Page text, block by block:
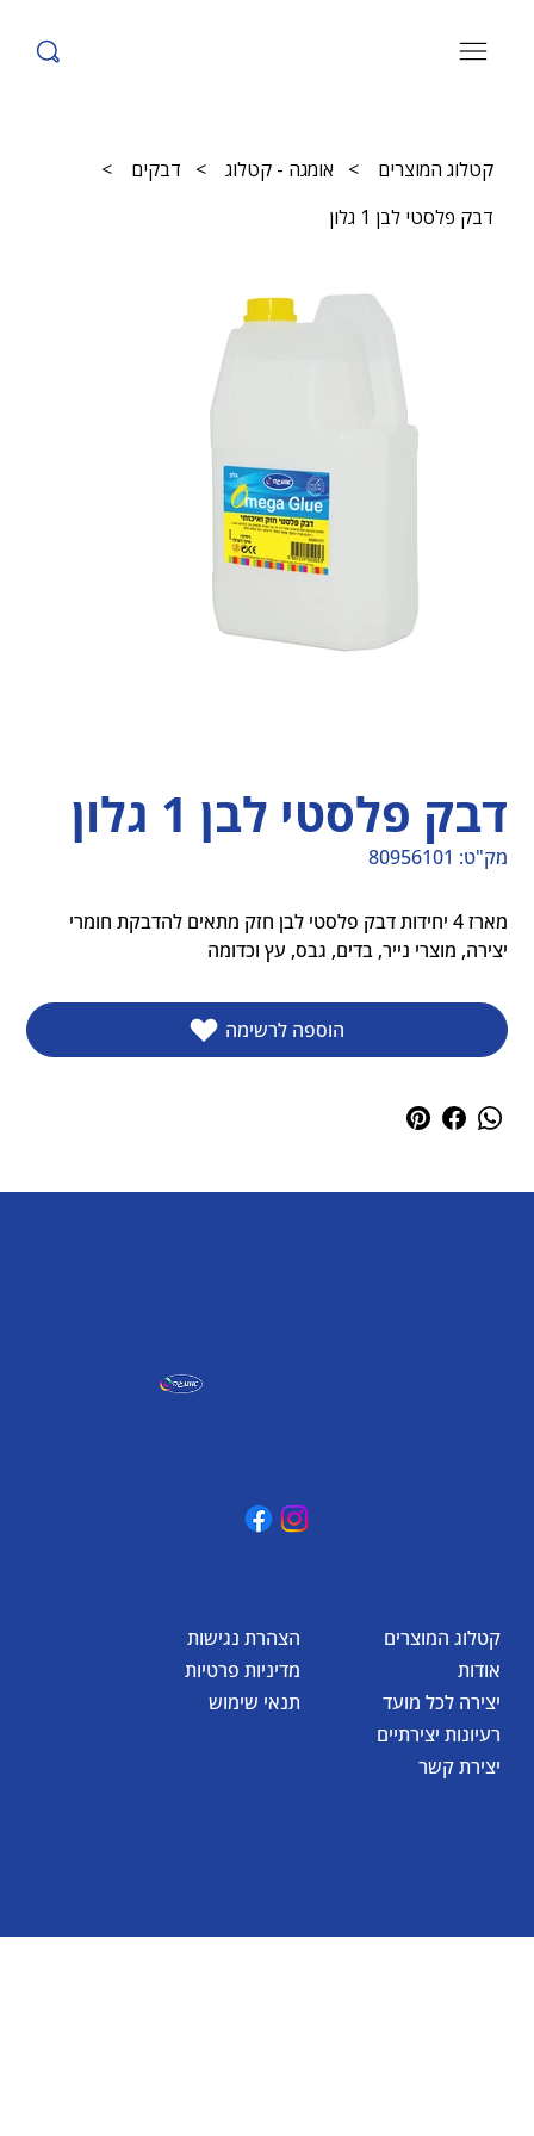
קטלוג המוצרים > אומגה - קטלוג > דבקים
>
דבק פלסטי לבן 1 גלון
דבק פלסטי לבן 1 גלון
מק"ט:
מק"ט
80956101
80956101
מארז 4 יחידות דבק פלסטי לבן חזק מתאים להדבקת חומרי
יצירה, מוצרי נייר, בדים, גבס, עץ וכדומה
הוספה לרשימה
הצהרת נגישות
מדיניות פרטיות
תנאי שימוש
קטלוג המוצרים
אודות
יצירה לכל מועד
רעיונות יצירתיים
יצירת קשר